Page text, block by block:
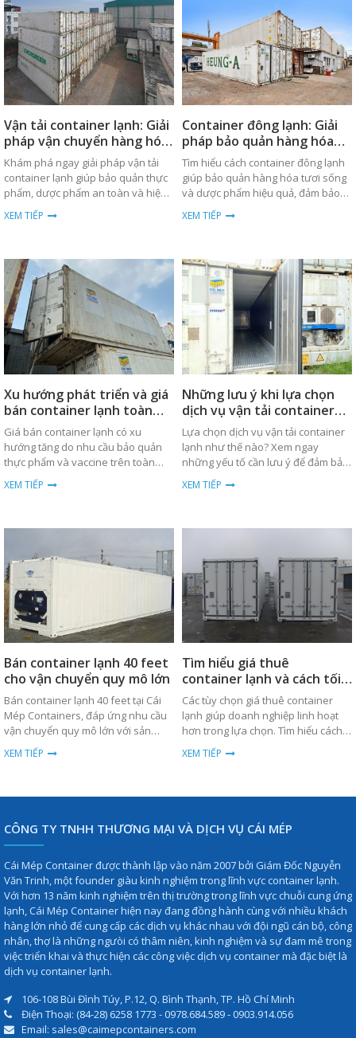
Vận tải container lạnh: Giải
pháp vận chuyển hàng hóa
an toàn
Khám phá ngay giải pháp vận tải
container lạnh giúp bảo quản thực
phẩm, dược phẩm an toàn và hiệu
quả trong quá trình vận chuyển
toàn cầu.
XEM TIẾP
Container đông lạnh: Giải
pháp bảo quản hàng hóa
hiệu quả
Tìm hiểu cách container đông lạnh
giúp bảo quản hàng hóa tươi sống
và dược phẩm hiệu quả, đảm bảo
nhiệt độ ổn định trong suốt quá
trình vận chuyển.
XEM TIẾP
Xu hướng phát triển và giá
bán container lạnh toàn
cầu
Giá bán container lạnh có xu
hướng tăng do nhu cầu bảo quản
thực phẩm và vaccine trên toàn
cầu. Xem chi tiết về xu hướng và
phân tích giá cả.
XEM TIẾP
Những lưu ý khi lựa chọn
dịch vụ vận tải container
lạnh
Lựa chọn dịch vụ vận tải container
lạnh như thế nào? Xem ngay
những yếu tố cần lưu ý để đảm bảo
hàng hóa được bảo quản tốt nhất.
XEM TIẾP
Bán container lạnh 40 feet
cho vận chuyển quy mô lớn
Bán container lạnh 40 feet tại Cái
Mép Containers, đáp ứng nhu cầu
vận chuyển quy mô lớn với sản
phẩm chất lượng cao, bền bỉ và giá
thành cạnh tranh.
XEM TIẾP
Tìm hiểu giá thuê
container lạnh và cách tối
ưu chi phí
Các tùy chọn giá thuê container
lạnh giúp doanh nghiệp linh hoạt
hơn trong lựa chọn. Tìm hiểu cách
tối ưu chi phí ngay hôm nay.
XEM TIẾP
CÔNG TY TNHH THƯƠNG MẠI VÀ DỊCH VỤ CÁI MÉP
Cái Mép Container được thành lập vào năm 2007 bởi Giám Đốc Nguyễn
Văn Trinh, một founder giàu kinh nghiệm trong lĩnh vực container lạnh.
Với hơn 13 năm kinh nghiệm trên thị trường trong lĩnh vực chuỗi cung ứng
lạnh, Cái Mép Container hiện nay đang đồng hành cùng với nhiều khách
hàng lớn nhỏ để cung cấp các dịch vụ khác nhau với đội ngũ cán bộ, công
nhân, thợ là những ngưòi có thâm niên, kinh nghiệm và sự đam mê trong
việc triển khai và thực hiện các công việc dịch vụ container mà đặc biệt là
dịch vụ container lạnh.
106-108 Bùi Đình Túy, P.12, Q. Bình Thạnh, TP. Hồ Chí Minh
Điện Thoại: (84-28) 6258 1773 - 0978.684.589 - 0903.914.056
Email: sales@caimepcontainers.com